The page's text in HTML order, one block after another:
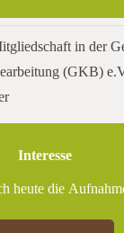
in der
(GKB)
Interesse
heute die